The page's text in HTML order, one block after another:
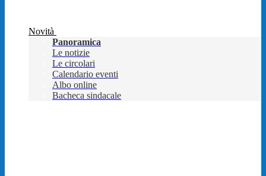
Novità
Panoramica
Le notizie
Le circolari
Calendario eventi
Albo online
Bacheca sindacale